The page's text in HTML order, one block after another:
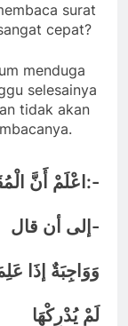
surat
cepat?
menduga
selesainya
tidak akan
اعْلَمْ أَنَّ :-
إلى أن قال -
وَوَاجِبَةٌ إذَا
لَمْ يُدْرِكْهَا